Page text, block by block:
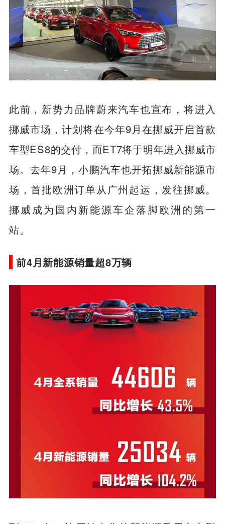
此前，新势力品牌蔚来汽车也宣布，将进入
挪威市场，计划将在今年9月在挪威开启首款
车型ES8的交付，而ET7将于明年进入挪威市
场。去年9月，小鹏汽车也开拓挪威新能源市
场，首批欧洲订单从广州起运，发往挪威。
挪威成为国内新能源车企落脚欧洲的第一
站。
前4月新能源销量超8万辆